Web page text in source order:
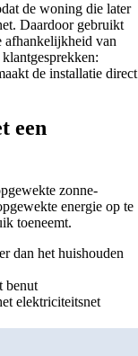
de woning die later
Daardoor gebruikt
afhankelijkheid van
de installatie direct
een
zonne-
energie op te
toeneemt.
dan het huishouden
benut
elektriciteitsnet